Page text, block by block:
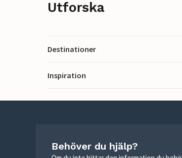
Utforska
Destinationer
Inspiration
Behöver du hjälp?